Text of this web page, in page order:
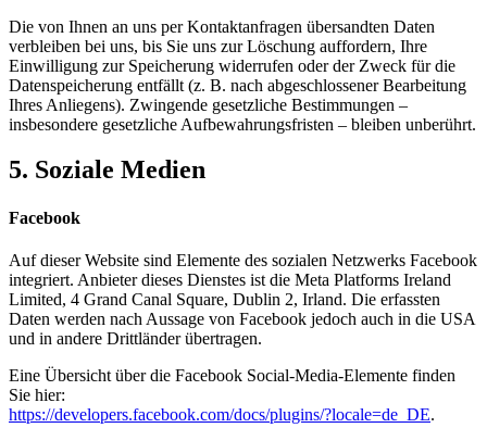
Die von Ihnen an uns per Kontaktanfragen übersandten Daten
verbleiben bei uns, bis Sie uns zur Löschung auffordern, Ihre
Einwilligung zur Speicherung widerrufen oder der Zweck für die
Datenspeicherung entfällt (z. B. nach abgeschlossener Bearbeitung
Ihres Anliegens). Zwingende gesetzliche Bestimmungen –
insbesondere gesetzliche Aufbewahrungsfristen – bleiben unberührt.
5. Soziale Medien
Facebook
Auf dieser Website sind Elemente des sozialen Netzwerks Facebook
integriert. Anbieter dieses Dienstes ist die Meta Platforms Ireland
Limited, 4 Grand Canal Square, Dublin 2, Irland. Die erfassten
Daten werden nach Aussage von Facebook jedoch auch in die USA
und in andere Drittländer übertragen.
Eine Übersicht über die Facebook Social-Media-Elemente finden
Sie hier:
https://developers.facebook.com/docs/plugins/?locale=de_DE.